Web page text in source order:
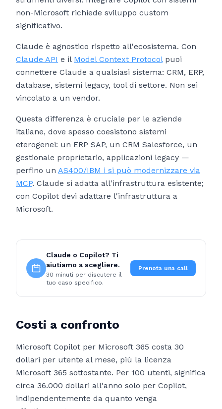
non-Microsoft richiede sviluppo custom
significativo.
Claude è agnostico rispetto all'ecosistema. Con
Claude API e il Model Context Protocolpuoi
connettere Claude a qualsiasi sistema: CRM, ERP,
database, sistemi legacy, tool di settore. Non sei
vincolato a un vendor.
Questa differenza è cruciale per le aziende
italiane, dove spesso coesistono sistemi
eterogenei: un ERP SAP, un CRM Salesforce, un
gestionale proprietario, applicazioni legacy —
perfino un AS400/IBM i si può modernizzare via
MCP. Claude si adatta all'infrastruttura esistente;
con Copilot devi adattare l'infrastruttura a
Microsoft.
Claude o Copilot? Ti
aiutiamo a scegliere.
30 minuti per discutere il
tuo caso specifico.
Prenota una call
Costi a confronto
Microsoft Copilot per Microsoft 365 costa 30
dollari per utente al mese, più la licenza
Microsoft 365 sottostante. Per 100 utenti, significa
circa 36.000 dollari all'anno solo per Copilot,
indipendentemente da quanto venga